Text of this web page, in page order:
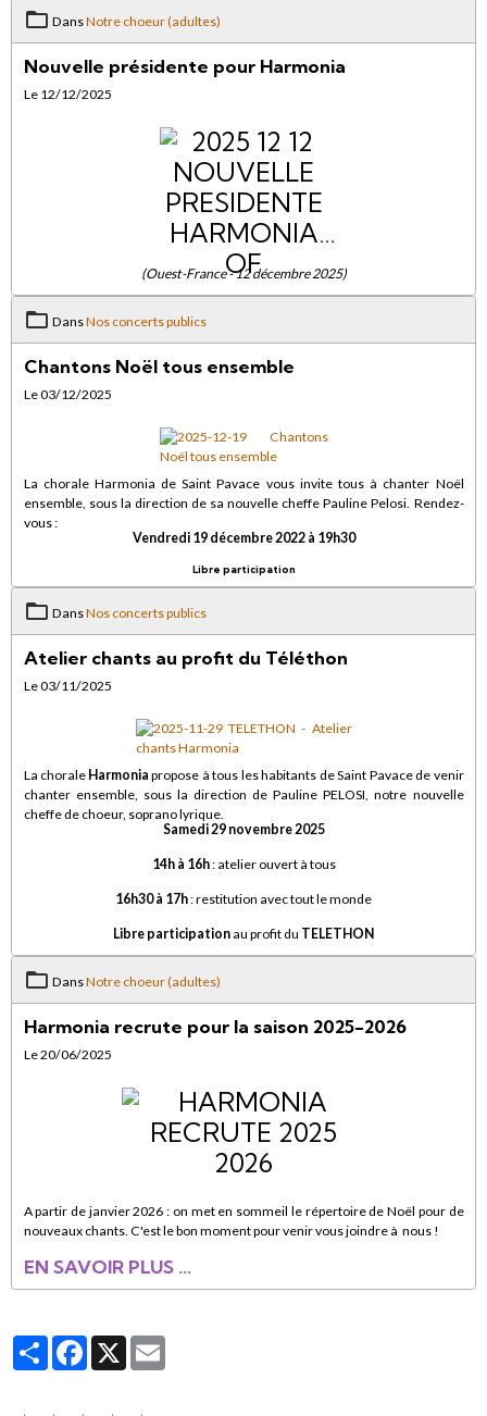
DansNotre choeur (adultes)
Nouvelle présidente pour Harmonia
Le 12/12/2025
(Ouest-France - 12 décembre 2025)
DansNos concerts publics
Chantons Noël tous ensemble
Le 03/12/2025
La chorale Harmonia de Saint Pavace vous invite tous à chanter Noël
ensemble, sous la direction de sa nouvelle cheffe Pauline Pelosi. Rendez-
vous :
Vendredi 19 décembre 2022 à 19h30
Libre participation
DansNos concerts publics
Atelier chants au profit du Téléthon
Le 03/11/2025
La chorale Harmonia propose à tous les habitants de Saint Pavace de venir
chanter ensemble, sous la direction de Pauline PELOSI, notre nouvelle
cheffe de choeur, soprano lyrique.
Samedi 29 novembre 2025
14h à 16h: atelier ouvert à tous
16h30 à 17h: restitution avec tout le monde
Libre participation au profit du TELETHON
DansNotre choeur (adultes)
Harmonia recrute pour la saison 2025-2026
Le 20/06/2025
A partir de janvier 2026 : on met en sommeil le répertoire de Noël pour de
nouveaux chants. C'est le bon moment pour venir vous joindre à nous !
EN SAVOIR PLUS ...
PartagerFacebook
X